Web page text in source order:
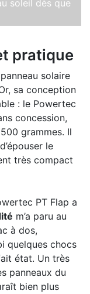
soleil dès que
pratique
solaire
sa conception
: le Powertec
concession,
grammes. Il
le
très compact
PT Flap a
m’a paru au
à dos,
quelques chocs
état. Un très
panneaux du
bien plus